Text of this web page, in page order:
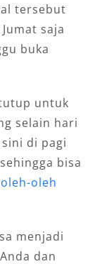
tersebut
saja
buka
untuk
selain hari
di pagi
bisa
oleh-oleh
menjadi
dan